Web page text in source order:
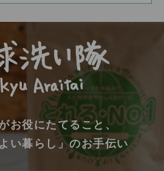
お役にたてること、
い暮らし」のお手伝い